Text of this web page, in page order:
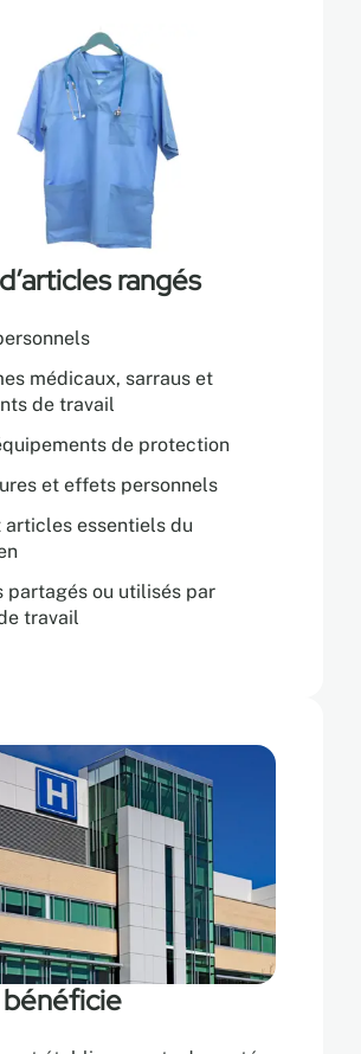
rangés
médicaux, sarraus et
de travail
de protection
et effets personnels
articles essentiels du
partagés ou utilisés par
travail
bénéficie